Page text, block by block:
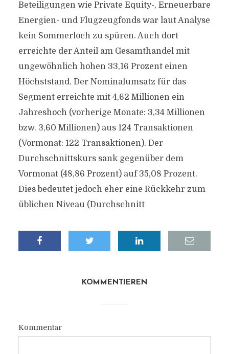
Beteiligungen wie Private Equity-, Erneuerbare
Energien- und Flugzeugfonds war laut Analyse
kein Sommerloch zu spüren. Auch dort
erreichte der Anteil am Gesamthandel mit
ungewöhnlich hohen 33,16 Prozent einen
Höchststand. Der Nominalumsatz für das
Segment erreichte mit 4,62 Millionen ein
Jahreshoch (vorherige Monate: 3,34 Millionen
bzw. 3,60 Millionen) aus 124 Transaktionen
(Vormonat: 122 Transaktionen). Der
Durchschnittskurs sank gegenüber dem
Vormonat (48,86 Prozent) auf 35,08 Prozent.
Dies bedeutet jedoch eher eine Rückkehr zum
üblichen Niveau (Durchschnitt
KOMMENTIEREN
Kommentar